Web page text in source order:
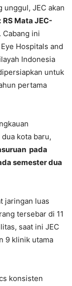
unggul, JEC akan
RS Mata JEC-
. Cabang ini
Hospitals and
Indonesia
untuk
pertama
kota baru,
pada
semester dua
jaringan luas
tersebar di 11
saat ini JEC
9 klinik utama
konsisten